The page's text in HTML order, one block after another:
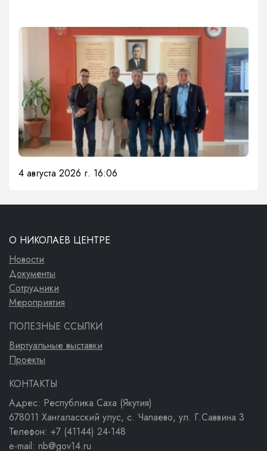
4 августа 2026 г. 16:06
О НИКОЛАЕВ ЦЕНТРЕ
Новости
Документы
Сотрудники
Мероприятия
ПОЛЕЗНЫЕ ССЫЛКИ
Виртуальные выставки
Проекты
КОНТАКТЫ
Адрес: Республика Саха (Якутия)
678011 Хангаласский улус, с. Чапаево, ул. Г.Саввина 3
Телефон: +7 (41144) 24-148
e-mail: nb@gov14.ru